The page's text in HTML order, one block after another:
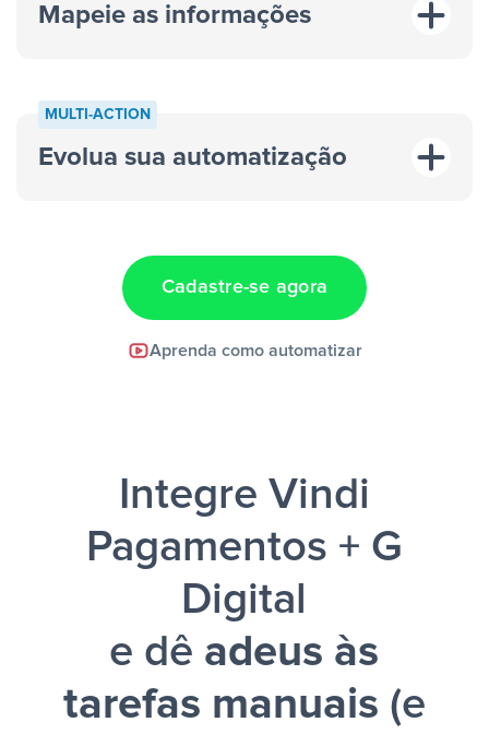
“A cada resposta em um anúncio”
Mapeie as informações
MULTI-ACTION
Evolua sua automatização
Cadastre-se agora
Aprenda como automatizar
Integre Vindi
Pagamentos + G
Digital
e dê adeus às
tarefas manuais (e